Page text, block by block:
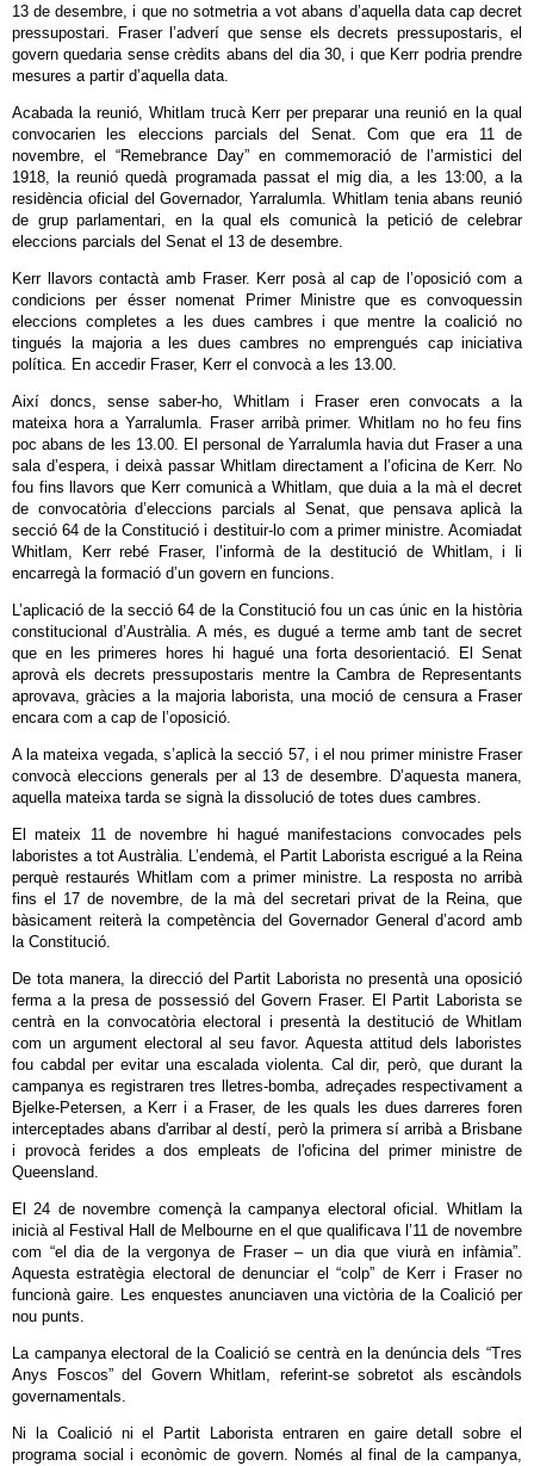
13 de desembre, i que no sotmetria a vot abans d’aquella data cap decret
pressupostari. Fraser l’adverí que sense els decrets pressupostaris, el
govern quedaria sense crèdits abans del dia 30, i que Kerr podria prendre
mesures a partir d’aquella data.
Acabada la reunió, Whitlam trucà Kerr per preparar una reunió en la qual
convocarien les eleccions parcials del Senat. Com que era 11 de
novembre, el “Remebrance Day” en commemoració de l’armistici del
1918, la reunió quedà programada passat el mig dia, a les 13:00, a la
residència oficial del Governador, Yarralumla. Whitlam tenia abans reunió
de grup parlamentari, en la qual els comunicà la petició de celebrar
eleccions parcials del Senat el 13 de desembre.
Kerr llavors contactà amb Fraser. Kerr posà al cap de l’oposició com a
condicions per ésser nomenat Primer Ministre que es convoquessin
eleccions completes a les dues cambres i que mentre la coalició no
tingués la majoria a les dues cambres no emprengués cap iniciativa
política. En accedir Fraser, Kerr el convocà a les 13.00.
Així doncs, sense saber-ho, Whitlam i Fraser eren convocats a la
mateixa hora a Yarralumla. Fraser arribà primer. Whitlam no ho feu fins
poc abans de les 13.00. El personal de Yarralumla havia dut Fraser a una
sala d’espera, i deixà passar Whitlam directament a l’oficina de Kerr. No
fou fins llavors que Kerr comunicà a Whitlam, que duia a la mà el decret
de convocatòria d’eleccions parcials al Senat, que pensava aplicà la
secció 64 de la Constitució i destituir-lo com a primer ministre. Acomiadat
Whitlam, Kerr rebé Fraser, l’informà de la destitució de Whitlam, i li
encarregà la formació d’un govern en funcions.
L’aplicació de la secció 64 de la Constitució fou un cas únic en la història
constitucional d’Austràlia. A més, es dugué a terme amb tant de secret
que en les primeres hores hi hagué una forta desorientació. El Senat
aprovà els decrets pressupostaris mentre la Cambra de Representants
aprovava, gràcies a la majoria laborista, una moció de censura a Fraser
encara com a cap de l’oposició.
A la mateixa vegada, s’aplicà la secció 57, i el nou primer ministre Fraser
convocà eleccions generals per al 13 de desembre. D’aquesta manera,
aquella mateixa tarda se signà la dissolució de totes dues cambres.
El mateix 11 de novembre hi hagué manifestacions convocades pels
laboristes a tot Austràlia. L’endemà, el Partit Laborista escrigué a la Reina
perquè restaurés Whitlam com a primer ministre. La resposta no arribà
fins el 17 de novembre, de la mà del secretari privat de la Reina, que
bàsicament reiterà la competència del Governador General d’acord amb
la Constitució.
De tota manera, la direcció del Partit Laborista no presentà una oposició
ferma a la presa de possessió del Govern Fraser. El Partit Laborista se
centrà en la convocatòria electoral i presentà la destitució de Whitlam
com un argument electoral al seu favor. Aquesta attitud dels laboristes
fou cabdal per evitar una escalada violenta. Cal dir, però, que durant la
campanya es registraren tres lletres-bomba, adreçades respectivament a
Bjelke-Petersen, a Kerr i a Fraser, de les quals les dues darreres foren
interceptades abans d'arribar al destí, però la primera sí arribà a Brisbane
i provocà ferides a dos empleats de l'oficina del primer ministre de
Queensland.
El 24 de novembre començà la campanya electoral oficial. Whitlam la
inicià al Festival Hall de Melbourne en el que qualificava l’11 de novembre
com “el dia de la vergonya de Fraser – un dia que viurà en infàmia”.
Aquesta estratègia electoral de denunciar el “colp” de Kerr i Fraser no
funcionà gaire. Les enquestes anunciaven una victòria de la Coalició per
nou punts.
La campanya electoral de la Coalició se centrà en la denúncia dels “Tres
Anys Foscos” del Govern Whitlam, referint-se sobretot als escàndols
governamentals.
Ni la Coalició ni el Partit Laborista entraren en gaire detall sobre el
programa social i econòmic de govern. Només al final de la campanya,